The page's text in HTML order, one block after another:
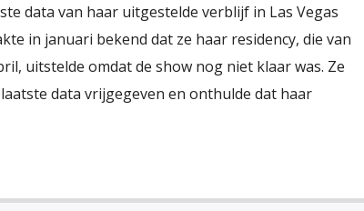
data van haar uitgestelde verblijf in Las Vegas
in januari bekend dat ze haar residency, die van
uitstelde omdat de show nog niet klaar was. Ze
data vrijgegeven en onthulde dat haar